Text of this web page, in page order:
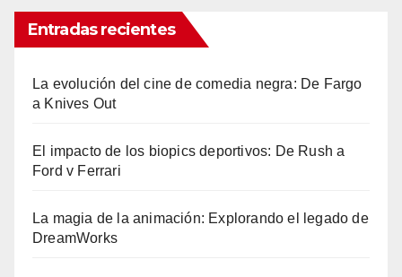
Entradas recientes
La evolución del cine de comedia negra: De Fargo
a Knives Out
El impacto de los biopics deportivos: De Rush a
Ford v Ferrari
La magia de la animación: Explorando el legado de
DreamWorks